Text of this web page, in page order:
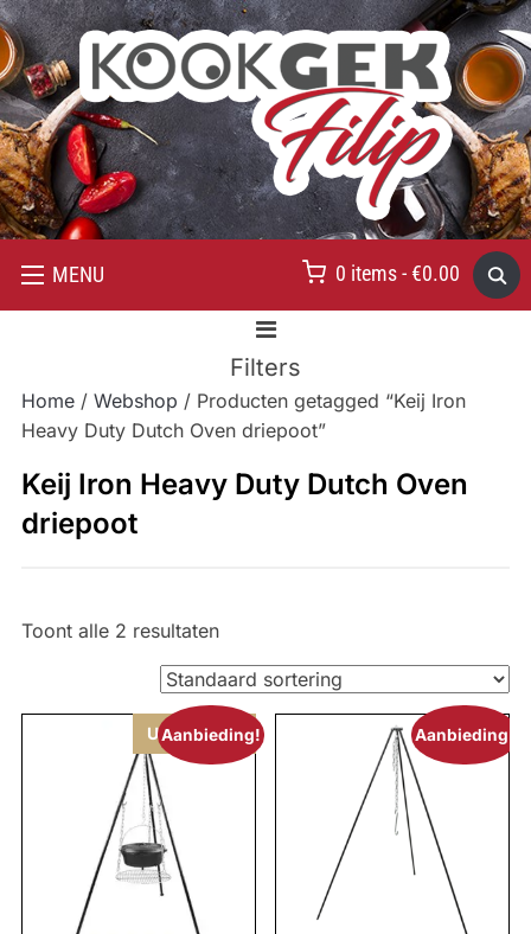
MENU 0 items - €0.00
Filters
Home/ Webshop / Producten getagged “Keij Iron
Heavy Duty Dutch Oven driepoot”
Keij Iron Heavy Duty Dutch Oven
driepoot
Toont alle 2 resultaten
Aanbieding!
Uitverkocht Aanbieding!